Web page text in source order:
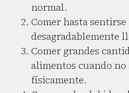
normal.
Comer hasta sentirse
desagradablemente
Comer grandes
alimentos cuando no
físicamente.